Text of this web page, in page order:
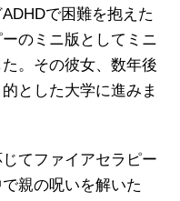
で困難を抱えた
のミニ版としてミニ
。その彼女、数年後
とした大学に進みま
てファイアセラピー
親の呪いを解いた